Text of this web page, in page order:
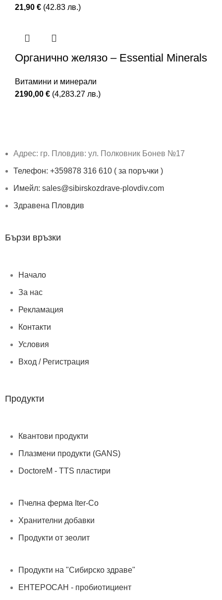
21,90 € (42.83 лв.)
Органично желязо – Essential Minerals
Витамини и минерали
2190,00 € (4,283.27 лв.)
Адрес: гр. Пловдив: ул. Полковник Бонев №17
Телефон: +359878 316 610 ( за поръчки )
Имейл: sales@sibirskozdrave-plovdiv.com
Здравена Пловдив
Бързи връзки
Начало
За нас
Рекламация
Контакти
Условия
Вход / Регистрация
Продукти
Квантови продукти
Плазмени продукти (GANS)
DoctoreM - TTS пластири
Пчелна ферма Iter-Co
Хранителни добавки
Продукти от зеолит
Продукти на "Сибирско здраве"
ЕНТЕРОСАН - пробиотициент